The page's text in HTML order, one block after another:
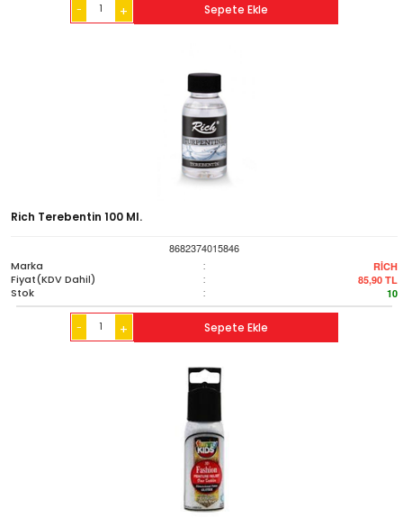
- + Sepete Ekle
Rich Terebentin 100 Ml.
8682374015846
Marka
: RİCH
Fiyat(KDV Dahil) : 85,90 TL
Stok : 10
- + Sepete Ekle